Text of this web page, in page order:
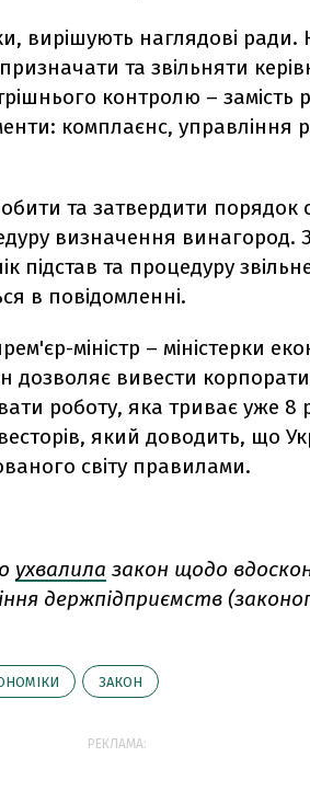
вирішують наглядові ради.
та звільняти
контролю – замість
комплаєнс, управління
та затвердити порядок
визначення винагород.
підстав та процедуру
в повідомленні.
міністр – міністерки
дозволяє вивести
роботу, яка триває уже 8
який доводить, що
світу правилами.
ухвалила закон щодо
держпідприємств
ЗАКОН
РЕКЛАМА: